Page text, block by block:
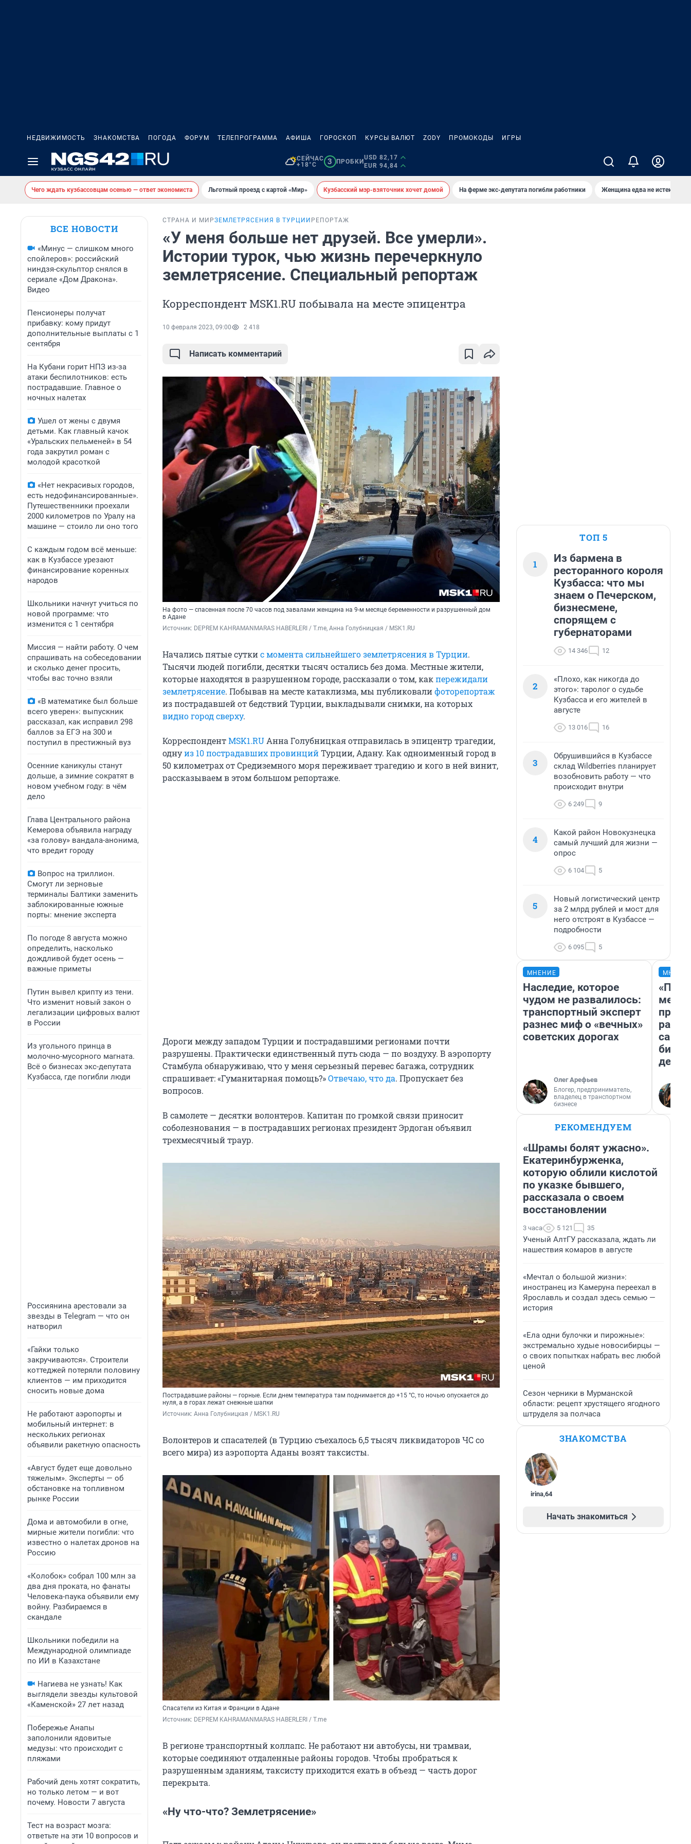
НЕДВИЖИМОСТЬ ЗНАКОМСТВА ПОГОДА ФОРУМ ТЕЛЕПРОГРАММА АФИША ГОРОСКОП КУРСЫ ВАЛЮТ ZODY ПРОМОКОДЫ ИГРЫ
СЕЙЧАС
+18°C
3 ПРОБКИ
USD 82,17
EUR 94,84
Чего ждать кузбассовцам осенью — ответ экономиста Льготный проезд с картой «Мир» Кузбасский мэр-взяточник хочет домой На ферме экс-депутата погибли работники Женщина едва не истекла
ВСЕ НОВОСТИ
«Минус — слишком много
спойлеров»: российский
ниндзя-скульптор снялся в
сериале «Дом Дракона».
Видео
Пенсионеры получат
прибавку: кому придут
дополнительные выплаты с 1
сентября
На Кубани горит НПЗ из-за
атаки беспилотников: есть
пострадавшие. Главное о
ночных налетах
Ушел от жены с двумя
детьми. Как главный качок
«Уральских пельменей» в 54
года закрутил роман с
молодой красоткой
«Нет некрасивых городов,
есть недофинансированные».
Путешественники проехали
2000 километров по Уралу на
машине — стоило ли оно того
С каждым годом всё меньше:
как в Кузбассе урезают
финансирование коренных
народов
Школьники начнут учиться по
новой программе: что
изменится с 1 сентября
Миссия — найти работу. О чем
спрашивать на собеседовании
и сколько денег просить,
чтобы вас точно взяли
«В математике был больше
всего уверен»: выпускник
рассказал, как исправил 298
баллов за ЕГЭ на 300 и
поступил в престижный вуз
Осенние каникулы станут
дольше, а зимние сократят в
новом учебном году: в чём
дело
Глава Центрального района
Кемерова объявила награду
«за голову» вандала-анонима,
что вредит городу
Вопрос на триллион.
Смогут ли зерновые
терминалы Балтики заменить
заблокированные южные
порты: мнение эксперта
По погоде 8 августа можно
определить, насколько
дождливой будет осень —
важные приметы
Путин вывел крипту из тени.
Что изменит новый закон о
легализации цифровых валют
в России
Из угольного принца в
молочно-мусорного магната.
Всё о бизнесах экс-депутата
Кузбасса, где погибли люди
Россиянина арестовали за
звезды в Telegram — что он
натворил
«Гайки только
закручиваются». Строители
коттеджей потеряли половину
клиентов — им приходится
сносить новые дома
Не работают аэропорты и
мобильный интернет: в
нескольких регионах
объявили ракетную опасность
«Август будет еще довольно
тяжелым». Эксперты — об
обстановке на топливном
рынке России
Дома и автомобили в огне,
мирные жители погибли: что
известно о налетах дронов на
Россию
«Колобок» собрал 100 млн за
два дня проката, но фанаты
Человека-паука объявили ему
войну. Разбираемся в
скандале
Школьники победили на
Международной олимпиаде
по ИИ в Казахстане
Нагиева не узнать! Как
выглядели звезды культовой
«Каменской» 27 лет назад
Побережье Анапы
заполонили ядовитые
медузы: что происходит с
пляжами
Рабочий день хотят сократить,
но только летом — и вот
почему. Новости 7 августа
Тест на возраст мозга:
ответьте на эти 10 вопросов и
СТРАНА И МИРЗЕМЛЕТРЯСЕНИЯ В ТУРЦИИ РЕПОРТАЖ
«У меня больше нет друзей. Все умерли».
Истории турок, чью жизнь перечеркнуло
землетрясение. Специальный репортаж
Корреспондент MSK1.RU побывала на месте эпицентра
10 февраля 2023, 09:00 2 418
Написать комментарий
На фото — спасенная после 70 часов под завалами женщина на 9-м месяце беременности и разрушенный дом
в Адане
Источник: DEPREM KAHRAMANMARAS HABERLERI / T.me, Анна Голубницкая / MSK1.RU
Начались пятые суткис момента сильнейшего землетрясения в Турции.
Тысячи людей погибли, десятки тысяч остались без дома. Местные жители,
которые находятся в разрушенном городе, рассказали о том, какпережидали
землетрясение. Побывав на месте катаклизма, мы публиковалифоторепортаж
из пострадавшей от бедствий Турции, выкладывали снимки, на которых
видно город сверху.
КорреспондентMSK1.RU Анна Голубницкая отправилась в эпицентр трагедии,
однуиз 10 пострадавших провинцийТурции, Адану. Как одноименный город в
50 километрах от Средиземного моря переживает трагедию и кого в ней винит,
рассказываем в этом большом репортаже.
Дороги между западом Турции и пострадавшими регионами почти
разрушены. Практически единственный путь сюда — по воздуху. В аэропорту
Стамбула обнаруживаю, что у меня серьезный перевес багажа, сотрудник
спрашивает: «Гуманитарная помощь?»Отвечаю, что да. Пропускает без
вопросов.
В самолете — десятки волонтеров. Капитан по громкой связи приносит
соболезнования — в пострадавших регионах президент Эрдоган объявил
трехмесячный траур.
Пострадавшие районы — горные. Если днем температура там поднимается до +15 °C, то ночью опускается до
нуля, а в горах лежат снежные шапки
Источник: Анна Голубницкая / MSK1.RU
Волонтеров и спасателей (в Турцию съехалось 6,5 тысяч ликвидаторов ЧС со
всего мира) из аэропорта Аданы возят таксисты.
Спасатели из Китая и Франции в Адане
Источник: DEPREM KAHRAMANMARAS HABERLERI / T.me
В регионе транспортный коллапс. Не работают ни автобусы, ни трамваи,
которые соединяют отдаленные районы городов. Чтобы пробраться к
разрушенным зданиям, таксисту приходится ехать в объезд — часть дорог
перекрыта.
«Ну что-что? Землетрясение»
ТОП 5
1
Из бармена в
ресторанного короля
Кузбасса: что мы
знаем о Печерском,
бизнесмене,
спорящем с
губернаторами
14 346 12
2
«Плохо, как никогда до
этого»: таролог о судьбе
Кузбасса и его жителей в
августе
13 016 16
3
Обрушившийся в Кузбассе
склад Wildberries планирует
возобновить работу — что
происходит внутри
6 249 9
4
Какой район Новокузнецка
самый лучший для жизни —
опрос
6 104 5
5
Новый логистический центр
за 2 млрд рублей и мост для
него отстроят в Кузбассе —
подробности
6 095 5
МНЕНИЕ
Наследие, которое
чудом не развалилось:
транспортный эксперт
разнес миф о «вечных»
советских дорогах
Олег Арефьев
Блогер, предприниматель,
владелец в транспортном
бизнесе
РЕКОМЕНДУЕМ
«Шрамы болят ужасно».
Екатеринбурженка,
которую облили кислотой
по указке бывшего,
рассказала о своем
восстановлении
3 часа 5 121 35
Ученый АлтГУ рассказала, ждать ли
нашествия комаров в августе
«Мечтал о большой жизни»:
иностранец из Камеруна переехал в
Ярославль и создал здесь семью —
история
«Ела одни булочки и пирожные»:
экстремально худые новосибирцы —
о своих попытках набрать вес любой
ценой
Сезон черники в Мурманской
области: рецепт хрустящего ягодного
штруделя за полчаса
ЗНАКОМСТВА
irina,64
Начать знакомиться